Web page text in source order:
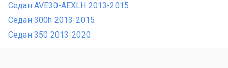
Седан AVE30-AEXLH 2013-2015
Седан 300h 2013-2015
Седан 350 2013-2020